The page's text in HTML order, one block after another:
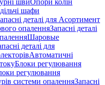
швиОпори колін
шафи
деталі для Асортимент
опаленняЗапасні деталі
Шаровые
деталі для
Автоматичні
Блоки регулювання
регулювання
системи опаленняЗапасні